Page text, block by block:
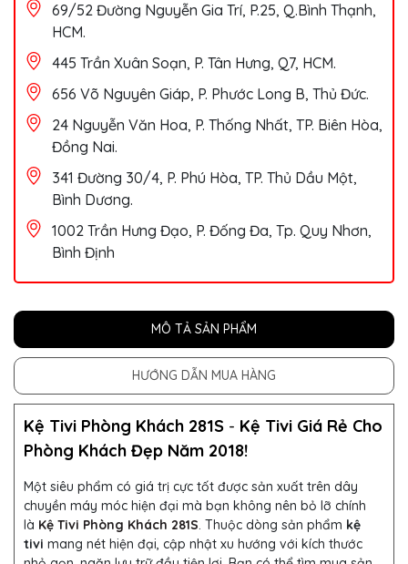
69/52 Đường Nguyễn Gia Trí, P.25, Q.Bình Thạnh,
HCM.
445 Trần Xuân Soạn, P. Tân Hưng, Q7, HCM.
656 Võ Nguyên Giáp, P. Phước Long B, Thủ Đức.
24 Nguyễn Văn Hoa, P. Thống Nhất, TP. Biên Hòa,
Đồng Nai.
341 Đường 30/4, P. Phú Hòa, TP. Thủ Dầu Một,
Bình Dương.
1002 Trần Hưng Đạo, P. Đống Đa, Tp. Quy Nhơn,
Bình Định
MÔ TẢ SẢN PHẨM
HƯỚNG DẪN MUA HÀNG
Kệ Tivi Phòng Khách 281S - Kệ Tivi Giá Rẻ Cho
Phòng Khách Đẹp Năm 2018!
Một siêu phẩm có giá trị cực tốt được sản xuất trên dây
chuyền máy móc hiện đại mà bạn không nên bỏ lỡ chính
là Kệ Tivi Phòng Khách 281S. Thuộc dòng sản phẩm kệ
tivi mang nét hiện đại, cập nhật xu hướng với kích thước